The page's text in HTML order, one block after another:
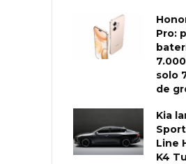
Pro:
solo
de
Kia
Line
K4